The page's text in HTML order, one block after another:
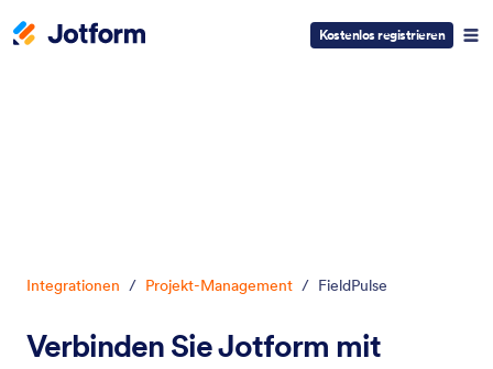
Kostenlos registrieren
Integrationen / Projekt-Management / FieldPulse
Verbinden Sie Jotform mit